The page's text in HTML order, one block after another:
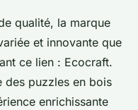
qualité, la marque
et innovante que
ce lien : Ecocraft.
des puzzles en bois
enrichissante